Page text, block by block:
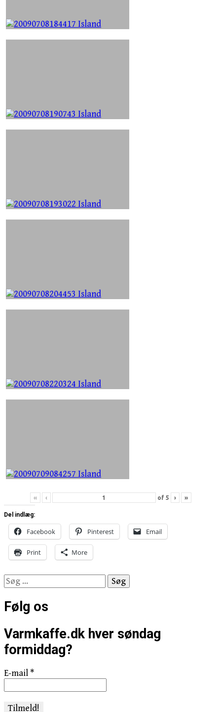
« ‹ of 5 › »
Del indlæg:
Facebook Pinterest Email
Print More
Søg
efter:
Følg os
Varmkaffe.dk hver søndag
formiddag?
E-mail*